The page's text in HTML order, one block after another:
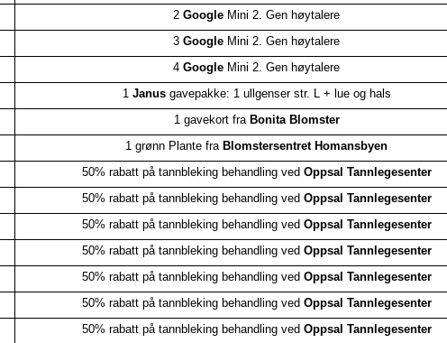
2 Google Mini 2. Gen høytalere
3 Google Mini 2. Gen høytalere
4 Google Mini 2. Gen høytalere
1 Janusgavepakke: 1 ullgenser str. L + lue og hals
1 gavekort fraBonita Blomster
1 grønn Plante fra Blomstersentret Homansbyen
50% rabatt på tannbleking behandling ved Oppsal Tannlegesenter
50% rabatt på tannbleking behandling ved Oppsal Tannlegesenter
50% rabatt på tannbleking behandling ved Oppsal Tannlegesenter
50% rabatt på tannbleking behandling ved Oppsal Tannlegesenter
50% rabatt på tannbleking behandling ved Oppsal Tannlegesenter
50% rabatt på tannbleking behandling ved Oppsal Tannlegesenter
50% rabatt på tannbleking behandling ved Oppsal Tannlegesenter